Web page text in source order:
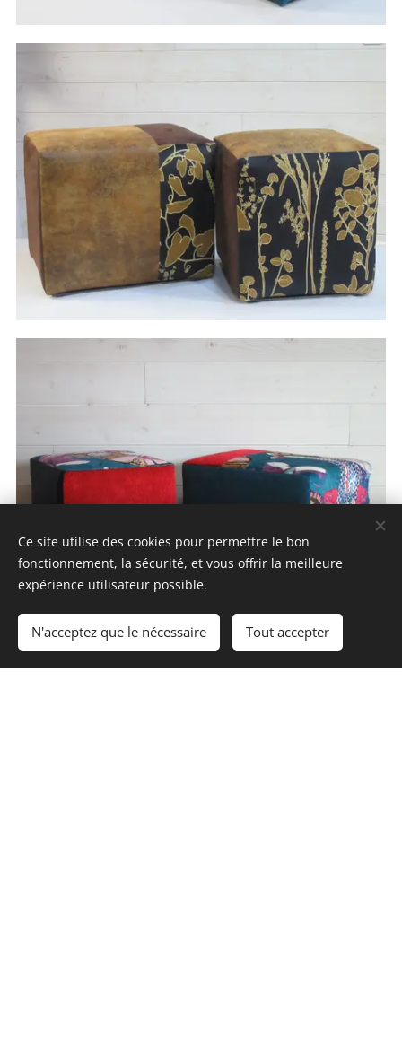
Ce site utilise des cookies pour permettre le bon
fonctionnement, la sécurité, et vous offrir la meilleure
expérience utilisateur possible.
N'acceptez que le nécessaire Tout accepter